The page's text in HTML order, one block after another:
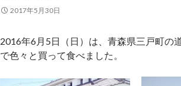
2017年5月30日
2016年6月5日（日）は、青森県三戸町の
で色々と買って食べました。